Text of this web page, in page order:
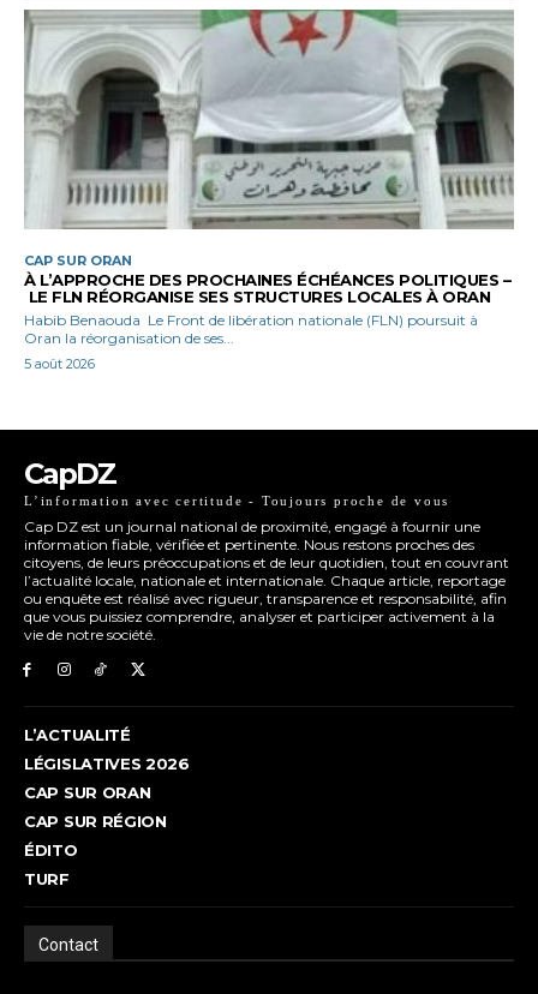
CAP SUR ORAN
À L’APPROCHE DES PROCHAINES ÉCHÉANCES POLITIQUES –
LE FLN RÉORGANISE SES STRUCTURES LOCALES À ORAN
Habib Benaouda Le Front de libération nationale (FLN) poursuit à
Oran la réorganisation de ses...
5 août 2026
CapDZ
L’information avec certitude - Toujours proche de vous
Cap DZ est un journal national de proximité, engagé à fournir une
information fiable, vérifiée et pertinente. Nous restons proches des
citoyens, de leurs préoccupations et de leur quotidien, tout en couvrant
l’actualité locale, nationale et internationale. Chaque article, reportage
ou enquête est réalisé avec rigueur, transparence et responsabilité, afin
que vous puissiez comprendre, analyser et participer activement à la
vie de notre société.
L’ACTUALITÉ
LÉGISLATIVES 2026
CAP SUR ORAN
CAP SUR RÉGION
ÉDITO
TURF
Contact